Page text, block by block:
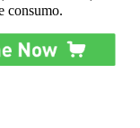
consumo.